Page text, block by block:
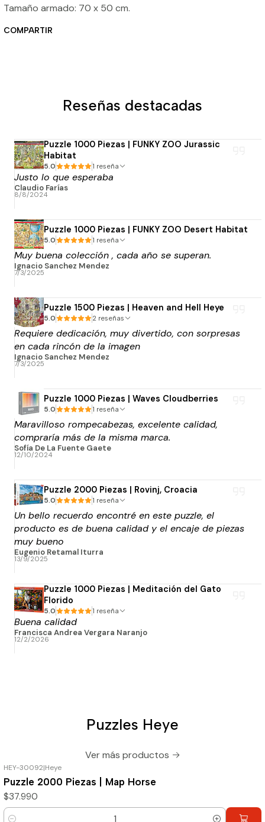
Tamaño armado: 70 x 50 cm.
COMPARTIR
Reseñas destacadas
Puzzle 1000 Piezas | FUNKY ZOO Jurassic
Habitat
5.0 1 reseña
Justo lo que esperaba
Claudio Farías
8/8/2024
Puzzle 1000 Piezas | FUNKY ZOO Desert Habitat
5.0 1 reseña
Muy buena colección , cada año se superan.
Ignacio Sanchez Mendez
7/3/2025
Puzzle 1500 Piezas | Heaven and Hell Heye
5.0 2 reseñas
Requiere dedicación, muy divertido, con sorpresas
en cada rincón de la imagen
Ignacio Sanchez Mendez
7/3/2025
Puzzle 1000 Piezas | Waves Cloudberries
5.0 1 reseña
Maravilloso rompecabezas, excelente calidad,
compraría más de la misma marca.
Sofía De La Fuente Gaete
12/10/2024
Puzzle 2000 Piezas | Rovinj, Croacia
5.0 1 reseña
Un bello recuerdo encontré en este puzzle, el
producto es de buena calidad y el encaje de piezas
muy bueno
Eugenio Retamal Iturra
13/9/2025
Puzzle 1000 Piezas | Meditación del Gato
Florido
5.0 1 reseña
Buena calidad
Francisca Andrea Vergara Naranjo
12/2/2026
Puzzles Heye
Ver más productos
HEY-30092|Heye
Puzzle 2000 Piezas | Map Horse
$37.990